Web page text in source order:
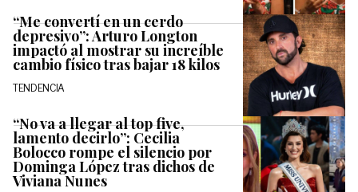
“Me convertí en un cerdo
depresivo”: Arturo Longton
impactó al mostrar su increíble
cambio físico tras bajar 18 kilos
TENDENCIA
“No va a llegar al top five,
lamento decirlo”: Cecilia
Bolocco rompe el silencio por
Dominga López tras dichos de
Viviana Nunes